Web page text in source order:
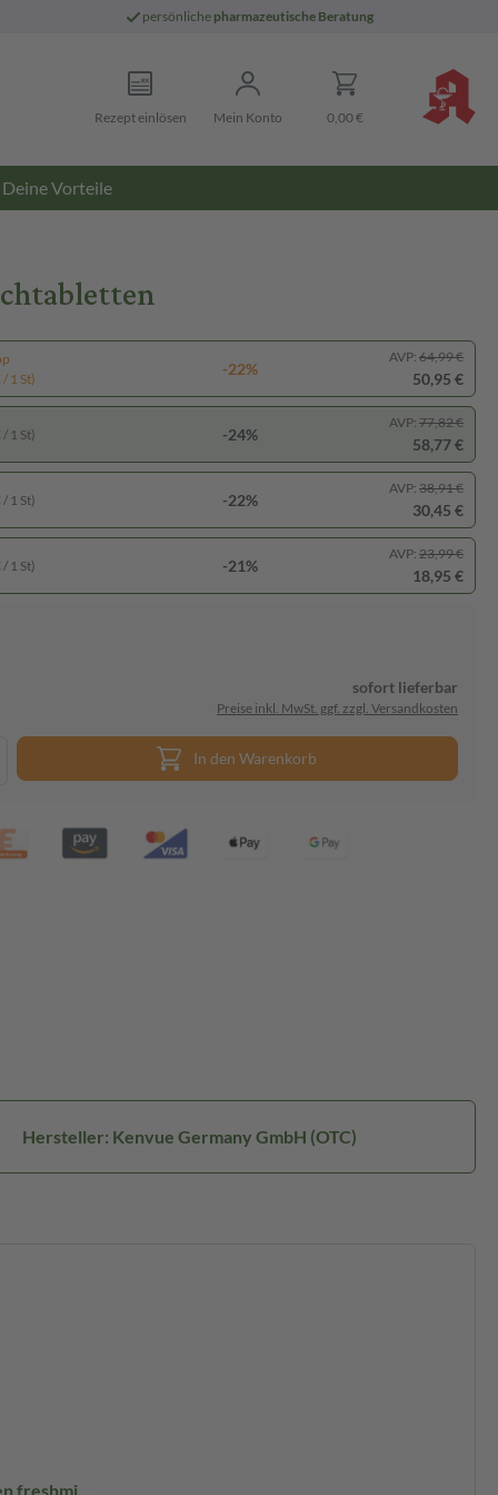
persönliche pharmazeutische Beratung
Rezept einlösen Mein Konto 0,00 €
Deine Vorteile
1 St)
-22%
AVP: 64,99 €
50,95 €
1 St) -24%
AVP: 77,82 €
58,77 €
1 St) -22%
AVP: 38,91 €
30,45 €
1 St) -21%
AVP: 23,99 €
18,95 €
sofort lieferbar
Preise inkl. MwSt. ggf. zzgl. Versandkosten
In den Warenkorb
Hersteller: Kenvue Germany GmbH (OTC)
freshmint